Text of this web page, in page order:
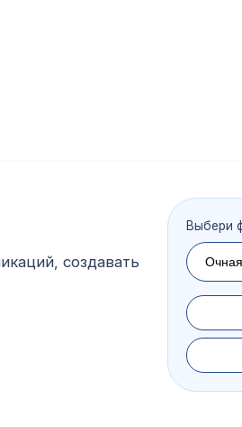
создавать
Выбери